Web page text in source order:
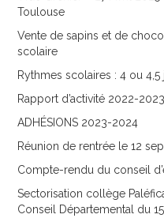
Toulouse
Vente de sapins et de
scolaire
Rythmes scolaires : 4 ou 4,5
Rapport d’activité 2022-2023
ADHÉSIONS 2023-2024
Réunion de rentrée le 12
Compte-rendu du conseil
Sectorisation collège
Conseil Départemental du